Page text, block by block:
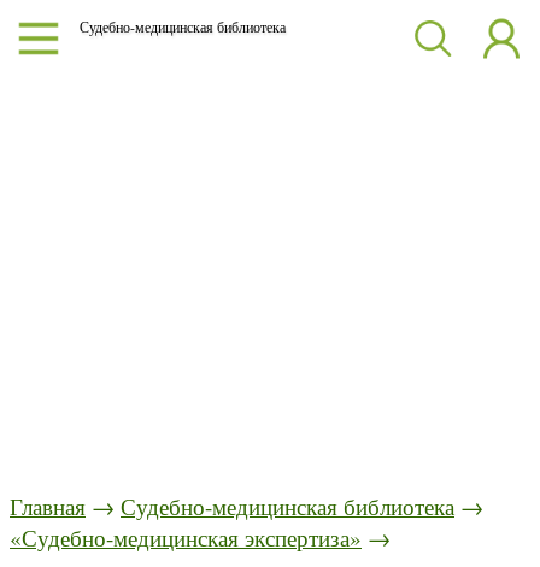
Судебно-медицинская библиотека
Главная → Судебно-медицинская библиотека →
«Судебно-медицинская экспертиза» →